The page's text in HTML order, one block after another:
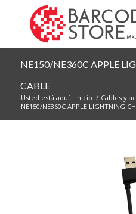
NE150/NE360C APPLE
CABLE
Usted está aquí: Inicio / Cables y
NE150/NE360C APPLE LIGHTNING